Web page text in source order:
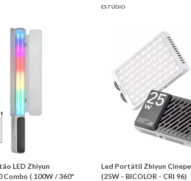
ESTÚDIO
LED Zhiyun
Combo ( 100W / 360º
Led Portátil Zhiyun
(25W - BICOLOR - CRI 96)